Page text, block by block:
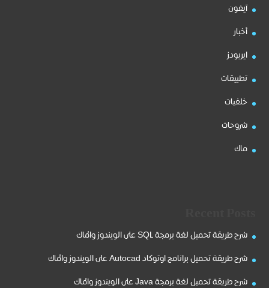
آيفون
أخبار
ايربودز
تطبيقات
خلفيات
شروحات
ماك
شرح طريقة تحميل لغة برمجة SQL على الويندوز والماك
شرح طريقة تحميل برانامج اوتوكاد Autocad على الويندوز والماك
شرح طريقة تحميل لغة برمجة Java على الويندوز والماك